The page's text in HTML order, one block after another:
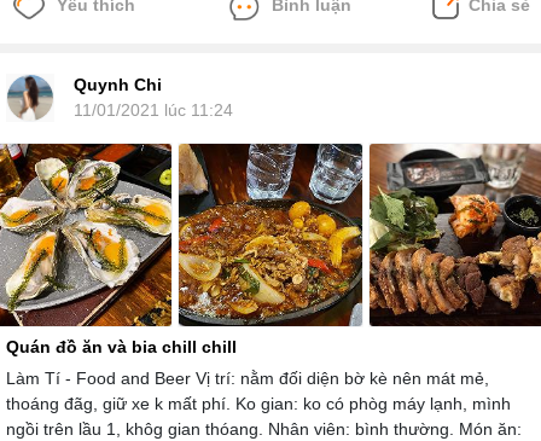
Yêu thích Bình luận Chia sẻ
Quynh Chi
11/01/2021 lúc 11:24
Quán đồ ăn và bia chill chill
Làm Tí - Food and Beer Vị trí: nằm đối diện bờ kè nên mát mẻ,
thoáng đãg, giữ xe k mất phí. Ko gian: ko có phòg máy lạnh, mình
ngồi trên lầu 1, khôg gian thóang. Nhân viên: bình thường. Món ăn: